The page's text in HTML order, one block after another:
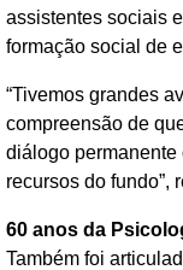
assistentes sociais
formação social de
“Tivemos grandes
compreensão de
diálogo permanente
recursos do fundo”,
60 anos da
Também foi